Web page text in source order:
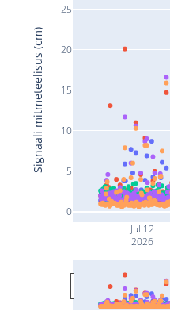
Jul 12
2026
0
5
10
15
20
25
Signaali mitmeteelisus (cm)